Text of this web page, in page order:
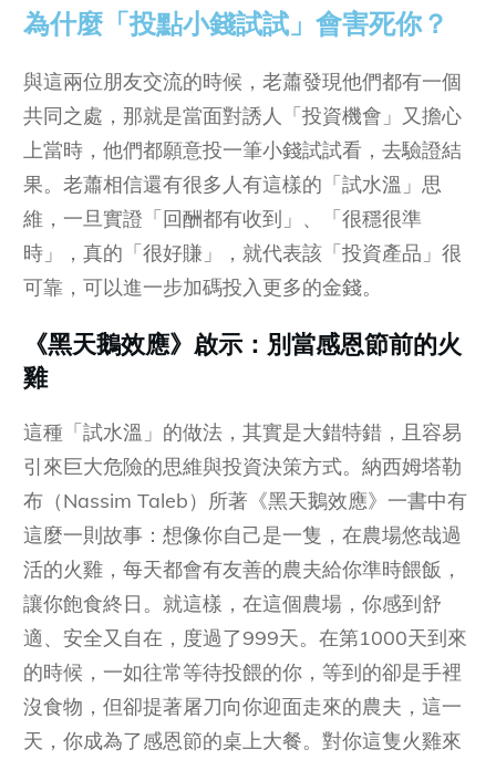
為什麼「投點小錢試試」會害死你？
與這兩位朋友交流的時候，老蕭發現他們都有一個
共同之處，那就是當面對誘人「投資機會」又擔心
上當時，他們都願意投一筆小錢試試看，去驗證結
果。老蕭相信還有很多人有這樣的「試水溫」思
維，一旦實證「回酬都有收到」、「很穩很準
時」，真的「很好賺」，就代表該「投資產品」很
可靠，可以進一步加碼投入更多的金錢。
《黑天鵝效應》啟示：別當感恩節前的火
雞
這種「試水溫」的做法，其實是大錯特錯，且容易
引來巨大危險的思維與投資決策方式。納西姆塔勒
布（Nassim Taleb）所著《黑天鵝效應》一書中有
這麼一則故事：想像你自己是一隻，在農場悠哉過
活的火雞，每天都會有友善的農夫給你準時餵飯，
讓你飽食終日。就這樣，在這個農場，你感到舒
適、安全又自在，度過了999天。在第1000天到來
的時候，一如往常等待投餵的你，等到的卻是手裡
沒食物，但卻提著屠刀向你迎面走來的農夫，這一
天，你成為了感恩節的桌上大餐。對你這隻火雞來